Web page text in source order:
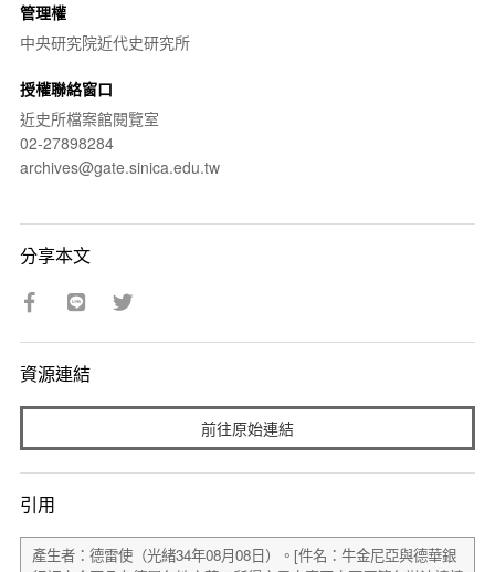
管理權
中央研究院近代史研究所
授權聯絡窗口
近史所檔案館閱覽室
02-27898284
archives@gate.sinica.edu.tw
分享本文
資源連結
前往原始連結
引用